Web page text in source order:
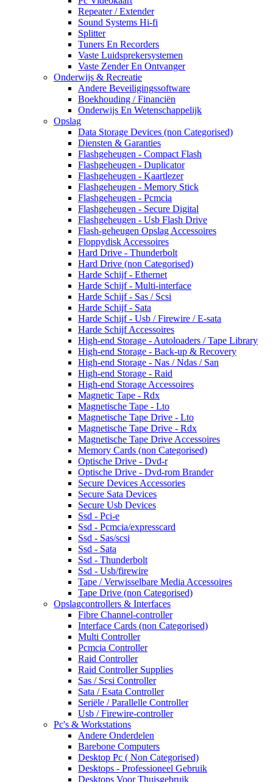
Repeater / Extender
Sound Systems Hi-fi
Splitter
Tuners En Recorders
Vaste Luidsprekersystemen
Vaste Zender En Ontvanger
Onderwijs & Recreatie
Andere Beveiligingssoftware
Boekhouding / Financiën
Onderwijs En Wetenschappelijk
Opslag
Data Storage Devices (non Categorised)
Diensten & Garanties
Flashgeheugen - Compact Flash
Flashgeheugen - Duplicator
Flashgeheugen - Kaartlezer
Flashgeheugen - Memory Stick
Flashgeheugen - Pcmcia
Flashgeheugen - Secure Digital
Flashgeheugen - Usb Flash Drive
Flash-geheugen Opslag Accessoires
Floppydisk Accessoires
Hard Drive - Thunderbolt
Hard Drive (non Categorised)
Harde Schijf - Ethernet
Harde Schijf - Multi-interface
Harde Schijf - Sas / Scsi
Harde Schijf - Sata
Harde Schijf - Usb / Firewire / E-sata
Harde Schijf Accessoires
High-end Storage - Autoloaders / Tape Library
High-end Storage - Back-up & Recovery
High-end Storage - Nas / Ndas / San
High-end Storage - Raid
High-end Storage Accessoires
Magnetic Tape - Rdx
Magnetische Tape - Lto
Magnetische Tape Drive - Lto
Magnetische Tape Drive - Rdx
Magnetische Tape Drive Accessoires
Memory Cards (non Categorised)
Optische Drive - Dvd-r
Optische Drive - Dvd-rom Brander
Secure Devices Accessories
Secure Sata Devices
Secure Usb Devices
Ssd - Pci-e
Ssd - Pcmcia/expresscard
Ssd - Sas/scsi
Ssd - Sata
Ssd - Thunderbolt
Ssd - Usb/firewire
Tape / Verwisselbare Media Accessoires
Tape Drive (non Categorised)
Opslagcontrollers & Interfaces
Fibre Channel-controller
Interface Cards (non Categorised)
Multi Controller
Pcmcia Controller
Raid Controller
Raid Controller Supplies
Sas / Scsi Controller
Sata / Esata Controller
Seriële / Parallelle Controller
Usb / Firewire-controller
Pc's & Workstations
Andere Onderdelen
Barebone Computers
Desktop Pc ( Non Categorised)
Desktops - Professioneel Gebruik
Desktops Voor Thuisgebruik